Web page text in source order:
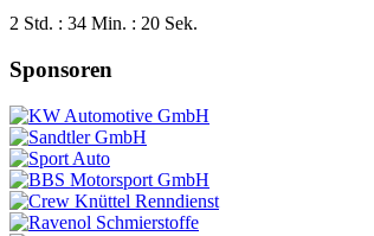
2 Std. : 34 Min. : 19 Sek.
Sponsoren